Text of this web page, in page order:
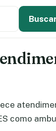
como